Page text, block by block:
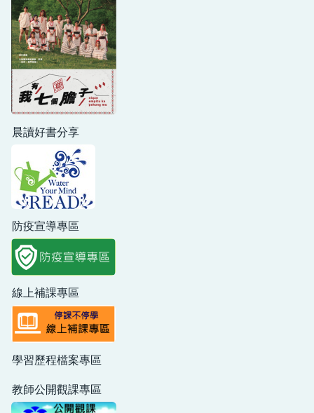
晨讀好書分享
防疫宣導專區
線上補課專區
學習歷程檔案專區
教師公開觀課專區